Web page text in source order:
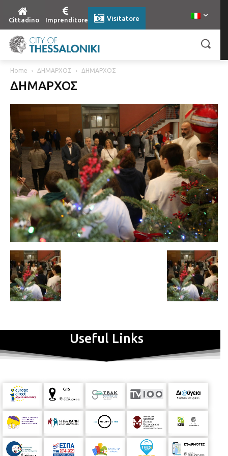
Cittadino Imprenditore Visitatore
Home ΔΗΜΑΡΧΟΣ ΔΗΜΑΡΧΟΣ
ΔΗΜΑΡΧΟΣ
Useful Links